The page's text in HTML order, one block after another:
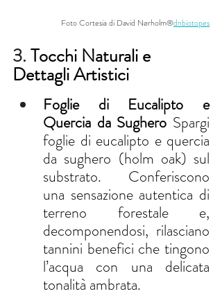
Foto Cortesia di David Nørholm®dnbiotopes
3. Tocchi Naturali e
Dettagli Artistici
Foglie di Eucalipto e
Quercia da Sughero Spargi
foglie di eucalipto e quercia
da sughero (holm oak) sul
substrato. Conferiscono
una sensazione autentica di
terreno forestale e,
decomponendosi, rilasciano
tannini benefici che tingono
l’acqua con una delicata
tonalità ambrata.